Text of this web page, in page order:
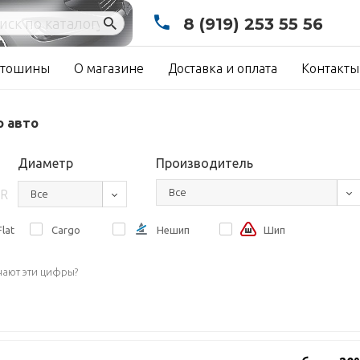
8 (919) 253 55 56
О магазине Доставка и оплата Контакты
авто
Диаметр
R Все
Производитель
Все
Cargo Нешип Шип
эти цифры?